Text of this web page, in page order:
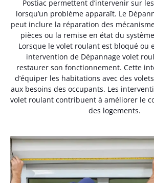
Postiac permettent d’intervenir sur
lorsqu’un problème apparaît. Le
peut inclure la réparation des
pièces ou la remise en état du
Lorsque le volet roulant est bloqué ou
intervention de Dépannage volet
restaurer son fonctionnement. Cette
d’équiper les habitations avec des
aux besoins des occupants. Les
volet roulant contribuent à améliorer le
des logements.